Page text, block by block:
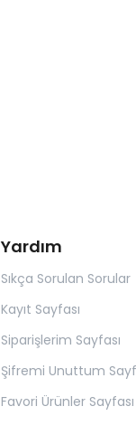
Yardım
Sıkça Sorulan Sorular
Kayıt Sayfası
Siparişlerim Sayfası
Şifremi Unuttum
Favori Ürünler Sayfası